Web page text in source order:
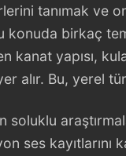
tanımak ve
konuda birkaç
kanat yapısı,
alır. Bu, yerel
soluklu
ses kayıtlarını